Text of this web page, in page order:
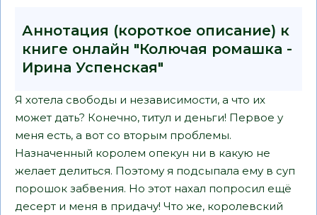
Аннотация (короткое описание) к
книге онлайн "Колючая ромашка -
Ирина Успенская"
Я хотела свободы и независимости, а что их
может дать? Конечно, титул и деньги! Первое у
меня есть, а вот со вторым проблемы.
Назначенный королем опекун ни в какую не
желает делиться. Поэтому я подсыпала ему в суп
порошок забвения. Но этот нахал попросил ещё
десерт и меня в придачу! Что же, королевский